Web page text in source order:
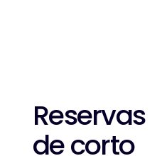
Reservas
de corto